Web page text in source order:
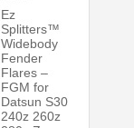
Ez
Splitters™
Widebody
Fender
Flares –
FGM for
Datsun S30
240z 260z